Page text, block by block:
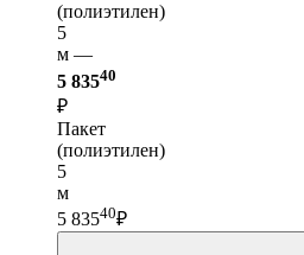
(полиэтилен)
5
м —
5 83540
₽
Пакет
(полиэтилен)
5
м
5 83540₽